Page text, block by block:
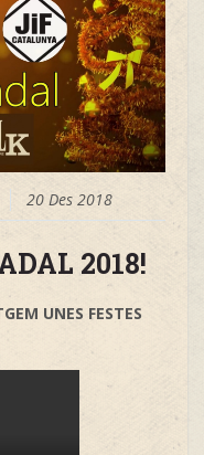
20 Des 2018
2018!
UNES FESTES